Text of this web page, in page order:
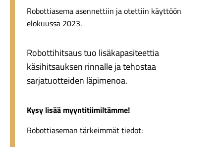
Robottiasema asennettiin ja otettiin käyttöön
elokuussa 2023.
Robottihitsaus tuo lisäkapasiteettia
käsihitsauksen rinnalle ja tehostaa
sarjatuotteiden läpimenoa.
Kysy lisää myyntitiimiltämme!
Robottiaseman tärkeimmät tiedot: